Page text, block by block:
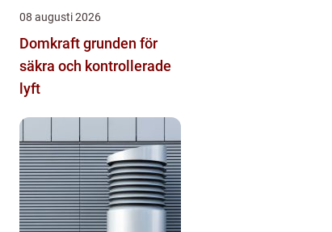
08 augusti 2026
Domkraft grunden för
säkra och kontrollerade
lyft